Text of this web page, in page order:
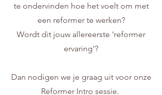
te ondervinden hoe het voelt om met
een reformer te werken?
Wordt dit jouw allereerste 'reformer
ervaring'?
Dan nodigen we je graag uit voor onze
Reformer Intro sessie.